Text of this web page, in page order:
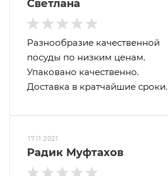
Светлана
Разнообразие качественной
посуды по низким ценам.
Упаковано качественно.
Доставка в кратчайшие сроки.
17.11.2021
Радик Муфтахов